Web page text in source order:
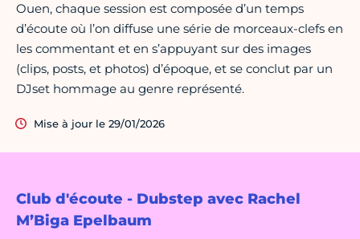
Club d'écoute - Dubstep avec Rachel
M’Biga Epelbaum
Ouen, chaque session est composée d’un temps
d’écoute où l’on diffuse une série de morceaux-clefs en
les commentant et en s’appuyant sur des images
(clips, posts, et photos) d’époque, et se conclut par un
DJset hommage au genre représenté.
Mise à jour le 29/01/2026